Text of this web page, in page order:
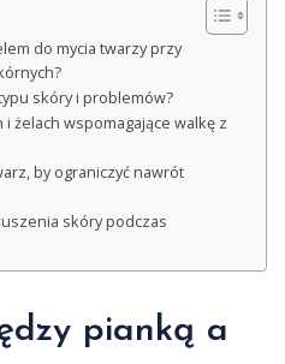
do mycia twarzy przy
skóry i problemów?
żelach wspomagające walkę z
by ograniczyć nawrót
skóry podczas
pianką a